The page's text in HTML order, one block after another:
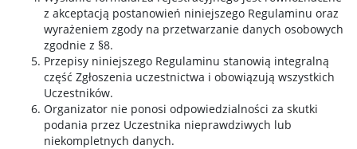
z akceptacją postanowień niniejszego Regulaminu oraz
wyrażeniem zgody na przetwarzanie danych osobowych
zgodnie z §8.
Przepisy niniejszego Regulaminu stanowią integralną
część Zgłoszenia uczestnictwa i obowiązują wszystkich
Uczestników.
Organizator nie ponosi odpowiedzialności za skutki
podania przez Uczestnika nieprawdziwych lub
niekompletnych danych.